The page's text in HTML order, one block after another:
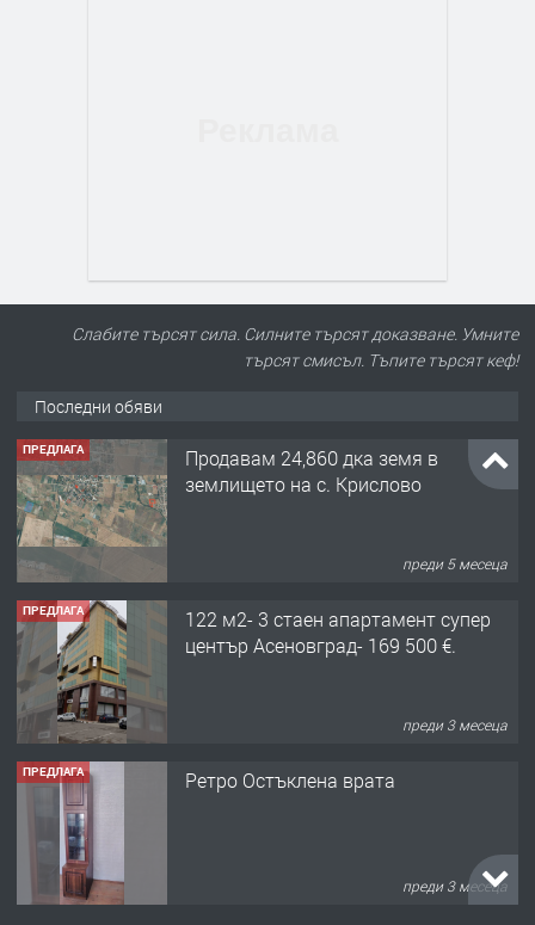
Слабите търсят сила. Силните търсят доказване. Умните
търсят смисъл. Тъпите търсят кеф!
Последни обяви
Продавам 24,860 дка земя в
землището на с. Крислово
ПРЕДЛАГА
122 м2- 3 стаен апартамент супер
ПРЕДЛАГА Ретро Остъклена врата
ПРЕДЛАГА